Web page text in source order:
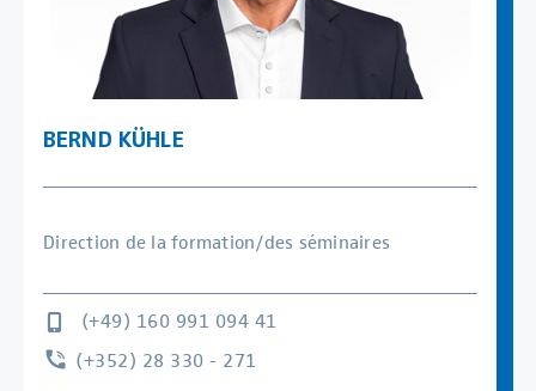
BERND KÜHLE
Direction de la formation/des séminaires
(+352) 28 330 - 271
(+49) 160 991 094 41